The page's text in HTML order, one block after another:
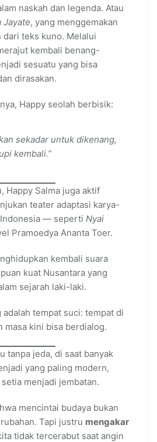
naskah dan legenda. Atau
Jayate, yang menggemakan
teks kuno. Melalui
kembali benang-
sesuatu yang bisa
dirasakan.
Happy seolah berbisik:
sekadar untuk dikenang,
kembali.”
Happy Salma juga aktif
teater adaptasi karya-
— seperti Nyai
Pramoedya Ananta Toer.
kembali suara
kuat Nusantara yang
sejarah laki-laki.
adalah tempat suci: tempat di
masa kini bisa berdialog.
tanpa jeda, di saat banyak
yang paling modern,
menjadi jembatan.
mencintai budaya bukan
Tapi justru mengakar
tidak tercerabut saat angin